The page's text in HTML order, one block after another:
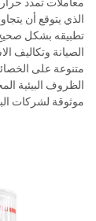
الذي يتوقع أن
تطبيقه بشكل
الصيانة وتكاليف
متنوعة على
الظروف البيئية
موثوقة لشركات